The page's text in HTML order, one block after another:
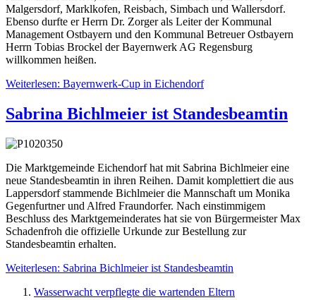
Malgersdorf, Marklkofen, Reisbach, Simbach und Wallersdorf.
Ebenso durfte er Herrn Dr. Zorger als Leiter der Kommunal
Management Ostbayern und den Kommunal Betreuer Ostbayern
Herrn Tobias Brockel der Bayernwerk AG Regensburg
willkommen heißen.
Weiterlesen: Bayernwerk-Cup in Eichendorf
Sabrina Bichlmeier ist Standesbeamtin
Die Marktgemeinde Eichendorf hat mit Sabrina Bichlmeier eine
neue Standesbeamtin in ihren Reihen. Damit komplettiert die aus
Lappersdorf stammende Bichlmeier die Mannschaft um Monika
Gegenfurtner und Alfred Fraundorfer. Nach einstimmigem
Beschluss des Marktgemeinderates hat sie von Bürgermeister Max
Schadenfroh die offizielle Urkunde zur Bestellung zur
Standesbeamtin erhalten.
Weiterlesen: Sabrina Bichlmeier ist Standesbeamtin
Wasserwacht verpflegte die wartenden Eltern